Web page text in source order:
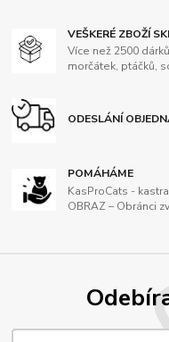
VEŠKERÉ ZBOŽÍ
Více než 2500
morčátek, ptáčků,
ODESLÁNÍ
POMÁHÁME
KasProCats -
OBRAZ – Obránci